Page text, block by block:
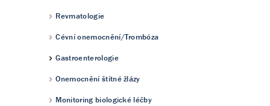
Revmatologie
Cévní onemocnění/Trombóza
Gastroenterologie
Onemocnění štítné žlázy
Monitoring biologické léčby